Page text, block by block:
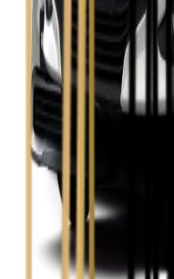
Zobacz
Toyota Avensis
Zobacz
Toyota Camry
Zobacz
Toyota Corolla
Toyota Prius